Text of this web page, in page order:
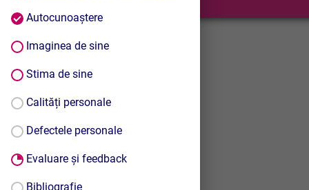
Autocunoaștere
Imaginea de sine
Stima de sine
Calități personale
Defectele personale
Evaluare și feedback
Bibliografie